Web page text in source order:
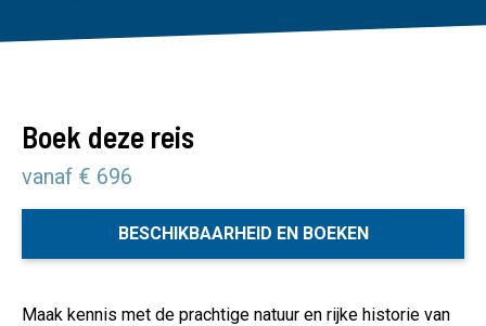
Boek deze reis
vanaf € 696
BESCHIKBAARHEID EN BOEKEN
Maak kennis met de prachtige natuur en rijke historie van